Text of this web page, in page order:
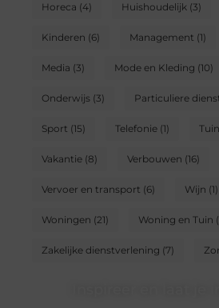
Horeca (4) Huishoudelijk(3)
Kinderen (6) Management (1)
Media (3) Mode en Kleding (10)
Onderwijs(3) Particuliere
Sport (15) Telefonie(1)
Vakantie(8) Verbouwen (16)
Vervoer en transport (6) Wijn (1)
Woningen (21) Woning en Tuin
Zakelijke dienstverlening (7)